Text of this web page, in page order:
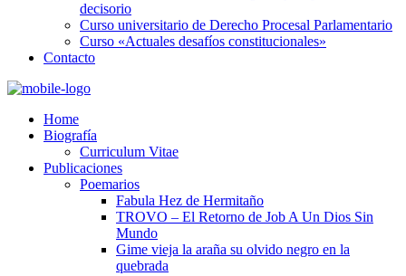
decisorio
Curso universitario de Derecho Procesal Parlamentario
Curso «Actuales desafíos constitucionales»
Contacto
Home
Biografía
Curriculum Vitae​
Publicaciones
Poemarios
Fabula Hez de Hermitaño
TROVO – El Retorno de Job A Un Dios Sin
Mundo
Gime vieja la araña su olvido negro en la
quebrada